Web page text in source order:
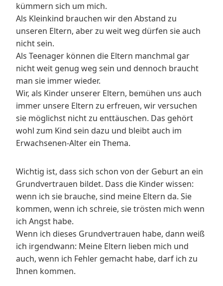
kümmern sich um mich.
Als Kleinkind brauchen wir den Abstand zu
unseren Eltern, aber zu weit weg dürfen sie auch
nicht sein.
Als Teenager können die Eltern manchmal gar
nicht weit genug weg sein und dennoch braucht
man sie immer wieder.
Wir, als Kinder unserer Eltern, bemühen uns auch
immer unsere Eltern zu erfreuen, wir versuchen
sie möglichst nicht zu enttäuschen. Das gehört
wohl zum Kind sein dazu und bleibt auch im
Erwachsenen-Alter ein Thema.
Wichtig ist, dass sich schon von der Geburt an ein
Grundvertrauen bildet. Dass die Kinder wissen:
wenn ich sie brauche, sind meine Eltern da. Sie
kommen, wenn ich schreie, sie trösten mich wenn
ich Angst habe.
Wenn ich dieses Grundvertrauen habe, dann weiß
ich irgendwann: Meine Eltern lieben mich und
auch, wenn ich Fehler gemacht habe, darf ich zu
Ihnen kommen.